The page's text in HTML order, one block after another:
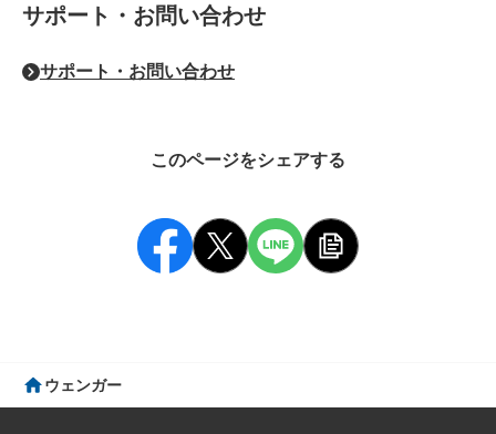
サポート・お問い合わせ
サポート・お問い合わせ
このページをシェアする
ウェンガー